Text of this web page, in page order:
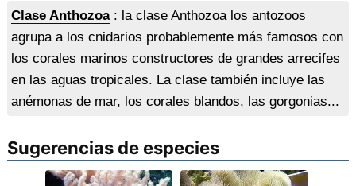
Clase Anthozoa: la clase Anthozoa los antozoos
agrupa a los cnidarios probablemente más famosos con
los corales marinos constructores de grandes arrecifes
en las aguas tropicales. La clase también incluye las
anémonas de mar, los corales blandos, las gorgonias...
Sugerencias de especies